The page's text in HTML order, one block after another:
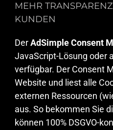
MEHR
KUNDEN
DerAdSimple Consent
JavaScript-Lösung oder
verfügbar. Der Consent
Website und liest alle
externen Ressourcen
aus. So bekommen Sie
können 100% DSGVO-